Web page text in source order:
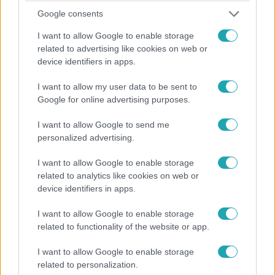
Google consents
I want to allow Google to enable storage
related to advertising like cookies on web or
device identifiers in apps.
I want to allow my user data to be sent to
Google for online advertising purposes.
I want to allow Google to send me
personalized advertising.
I want to allow Google to enable storage
related to analytics like cookies on web or
device identifiers in apps.
I want to allow Google to enable storage
related to functionality of the website or app.
I want to allow Google to enable storage
related to personalization.
másznak és minden próbán igyekeznek helytállni, hogy
eljussanak a kincstárig. Egy etapban két csapat fogja
összemérni a tudását, bátorságát és ügyességét.
Szeptember 16-tól a kék csapat színeiben láthatják:
Frohner Fecót, Németh Kristófot, Bódi Sylvit és Noé
Kocsis Tibót és Janicsák Vecát.
Fort Boyard - Az erőd
Szeptember 16-án indul A Fort Boyard – Az erőd